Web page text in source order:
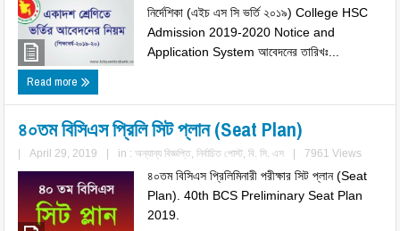
নির্দেশিকা (এইচ এস সি ভর্তি ২০১৯) College HSC
Admission 2019-2020 Notice and
Application System আবেদনের তারিখঃ...
Read more
৪০তম বিসিএস প্রিলি সিট প্লান (Seat Plan)
April 29, 2019 in :অন্যান্য বিজ্ঞপ্তি,নির্বাচিত পোস্ট,বি. সি. এস 7961 Views
৪০তম বিসিএস প্রিলিমিনারী পরীক্ষার সিট প্লান (Seat
Plan). 40th BCS Preliminary Seat Plan
2019.